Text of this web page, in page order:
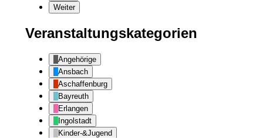
Weiter
Veranstaltungskategorien
Angehörige
Ansbach
Aschaffenburg
Bayreuth
Erlangen
Ingolstadt
Kinder-&Jugend